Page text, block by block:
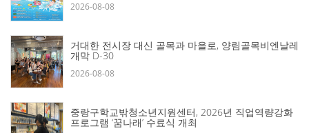
2026-08-08
거대한 전시장 대신 골목과 마을로, 양림골목비엔날레
개막 D-30
2026-08-08
중랑구학교밖청소년지원센터, 2026년 직업역량강화
프로그램 ‘꿈나래’ 수료식 개최